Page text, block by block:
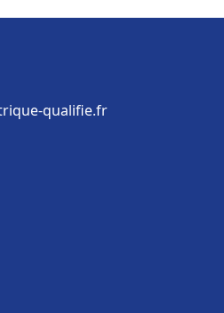
qualifie.fr